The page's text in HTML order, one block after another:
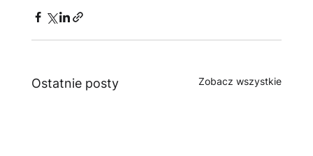
Ostatnie posty Zobacz wszystkie